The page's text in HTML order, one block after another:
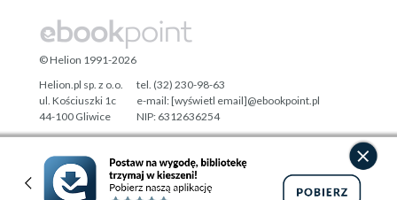
Designed with ♥ byTonik.pl
© Helion 1991-2026
Helion.pl sp. z o.o.
ul. Kościuszki 1c
44-100 Gliwice
tel. (32) 230-98-63
e-mail:[wyświetl email]@ebookpoint.pl
NIP: 6312636254
Regon: 241989027